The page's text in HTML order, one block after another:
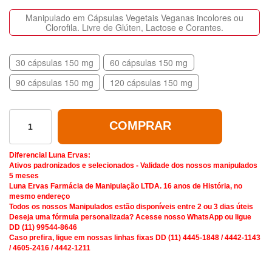
Manipulado em Cápsulas Vegetais Veganas incolores ou
Clorofila. Livre de Glúten, Lactose e Corantes.
30 cápsulas 150 mg
60 cápsulas 150 mg
90 cápsulas 150 mg
120 cápsulas 150 mg
COMPRAR
Diferencial Luna Ervas:
Ativos padronizados e selecionados - Validade dos nossos manipulados
5 meses
Luna Ervas Farmácia de Manipulação LTDA. 16 anos de História, no
mesmo endereço
Todos os nossos Manipulados estão disponíveis entre 2 ou 3 dias úteis
Deseja uma fórmula personalizada? Acesse nosso WhatsApp ou ligue
DD (11) 99544-8646
Caso prefira, ligue em nossas linhas fixas DD (11) 4445-1848 / 4442-1143
/ 4605-2416 / 4442-1211